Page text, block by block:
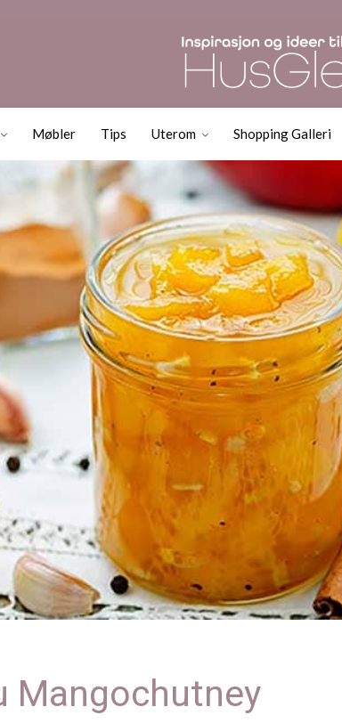
Møbler Tips Uterom Shopping Galleri
du
Mangochutney